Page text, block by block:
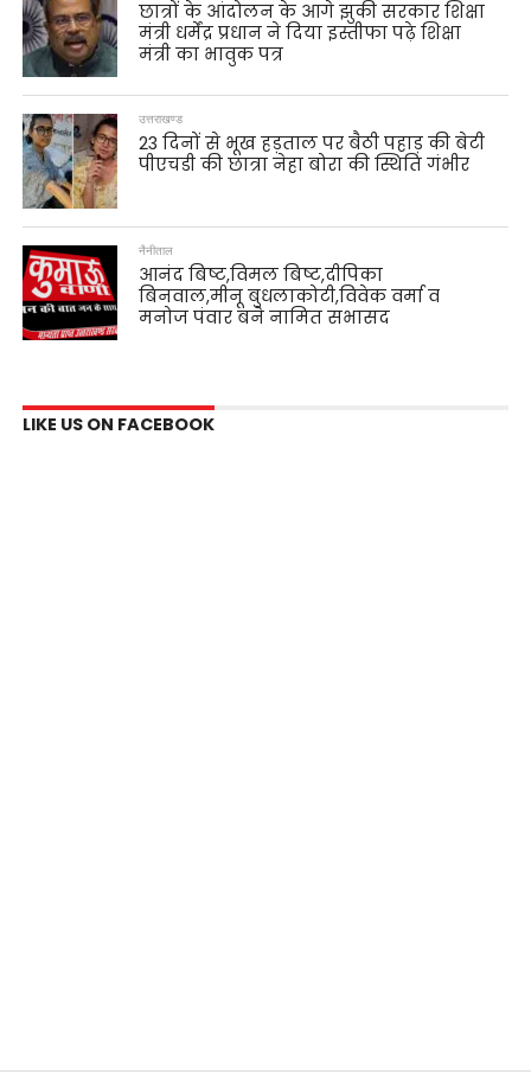
छात्रों के आंदोलन के आगे झुकी सरकार शिक्षा
मंत्री धर्मेंद्र प्रधान ने दिया इस्तीफा पढ़े शिक्षा
मंत्री का भावुक पत्र
उत्तराखण्ड
23 दिनों से भूख हड़ताल पर बैठी पहाड़ की बेटी
पीएचडी की छात्रा नेहा बोरा की स्थिति गंभीर
नैनीताल
आनंद बिष्ट,विमल बिष्ट,दीपिका
बिनवाल,मीनू बुधलाकोटी,विवेक वर्मा व
मनोज पंवार बने नामित सभासद
LIKE US ON FACEBOOK